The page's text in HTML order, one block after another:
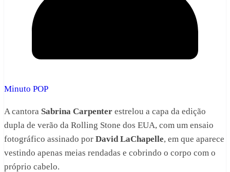
Minuto POP
A cantora Sabrina Carpenter estrelou a capa da edição
dupla de verão da Rolling Stone dos EUA, com um ensaio
fotográfico assinado por David LaChapelle, em que aparece
vestindo apenas meias rendadas e cobrindo o corpo com o
próprio cabelo.